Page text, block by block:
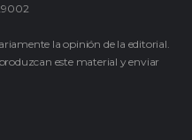
la opinión de la editorial.
este material y enviar